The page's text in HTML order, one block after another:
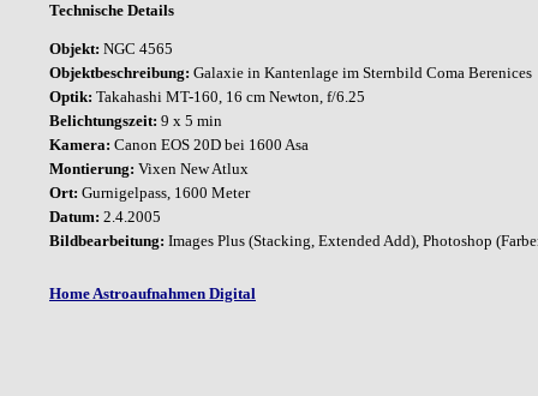
Technische Details
Objekt: NGC 4565
Objektbeschreibung: Galaxie in Kantenlage im Sternbild Coma Berenices
Optik: Takahashi MT-160, 16 cm Newton, f/6.25
Belichtungszeit: 9 x 5 min
Kamera: Canon EOS 20D bei 1600 Asa
Montierung: Vixen New Atlux
Ort: Gurnigelpass, 1600 Meter
Datum: 2.4.2005
Bildbearbeitung: Images Plus (Stacking, Extended Add), Photoshop
Home Astroaufnahmen Digital